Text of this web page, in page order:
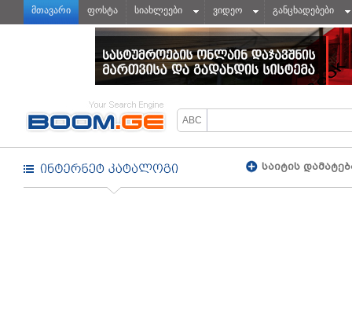
მთავარი ფოსტა სიახლეები ვიდეო განცხადებები
საიტის